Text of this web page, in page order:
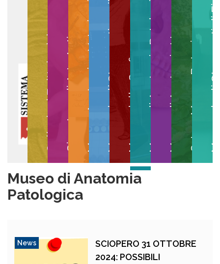
Collezioni EgittologicheGipsoteca di Arte AnticaMuseo Anatomico VeterinarioMuseo degli Strumenti per il CalcoloMuseo della GraficaMuseo di Anatomia PatologicaMuseo di Anatomia UmanaOrto e Museo BotanicoMuseo degli
Museo di Anatomia
Patologica
News
SCIOPERO 31 OTTOBRE
2024: POSSIBILI